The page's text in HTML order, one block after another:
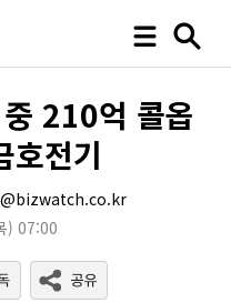
210억 콜옵
호전기
) 07:00